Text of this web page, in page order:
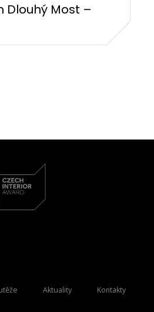
Dlouhý Most –
Aktuality Kontakty